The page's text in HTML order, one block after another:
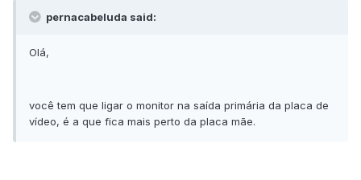
pernacabeluda said:
Olá,
você tem que ligar o monitor na saída primária da placa de
vídeo, é a que fica mais perto da placa mãe.